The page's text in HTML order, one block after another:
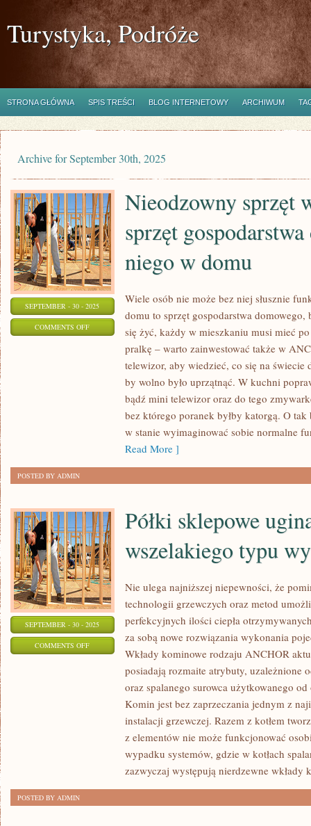
Turystyka, Podróże
STRONA GŁÓWNA SPIS TREŚCI BLOG INTERNETOWY ARCHIWUM
Archive for September 30th, 2025
SEPTEMBER - 30 - 2025
COMMENTS OFFON
GOSPODARSTWA
DOMOWEGO,
BEZ
W
DOMU
Nieodzowny sprzęt
sprzęt
niego w domu
Wiele osób nie może bez niej słusznie
domu to sprzęt gospodarstwa
się żyć, każdy w mieszkaniu musi mieć
pralkę – warto zainwestować także w
telewizor, aby wiedzieć, co się na
by wolno było uprzątnąć. W kuchni
bądź mini telewizor oraz do tego
bez którego poranek byłby katorgą. O tak
w stanie wyimaginować sobie normalne
Read More ]
POSTED BY ADMIN
SEPTEMBER - 30 - 2025
COMMENTS OFFON
SKLEPOWE
Półki sklepowe
wszelakiego typu
Nie ulega najniższej niepewności, że
technologii grzewczych oraz metod
perfekcyjnych ilości ciepła
za sobą nowe rozwiązania wykonania
Wkłady kominowe rodzaju ANCHOR
posiadają rozmaite atrybuty, uzależnione
oraz spalanego surowca użytkowanego
Komin jest bez zaprzeczania jednym z
instalacji grzewczej. Razem z kotłem
z elementów nie może funkcjonować
wypadku systemów, gdzie w kotłach
zazwyczaj występują nierdzewne wkłady
POSTED BY ADMIN